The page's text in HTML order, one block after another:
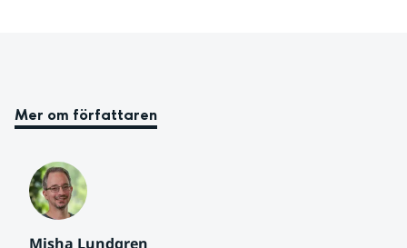
Mer om författaren
Misha Lundgren